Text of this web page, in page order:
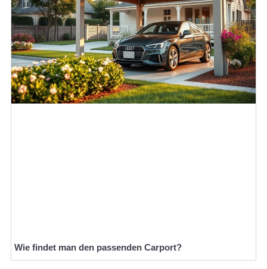
Wie findet man den passenden Carport?